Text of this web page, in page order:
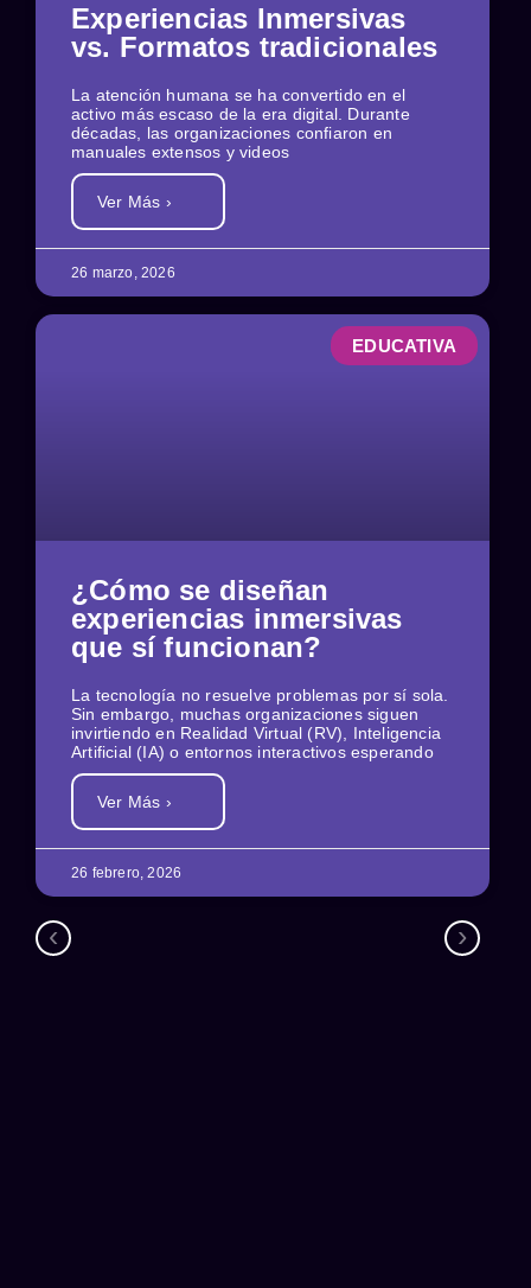
Experiencias Inmersivas
vs. Formatos tradicionales
La atención humana se ha convertido en el
activo más escaso de la era digital. Durante
décadas, las organizaciones confiaron en
manuales extensos y videos
Ver Más ›
26 marzo, 2026
EDUCATIVA
¿Cómo se diseñan
experiencias inmersivas
que sí funcionan?
La tecnología no resuelve problemas por sí sola.
Sin embargo, muchas organizaciones siguen
invirtiendo en Realidad Virtual (RV), Inteligencia
Artificial (IA) o entornos interactivos esperando
Ver Más ›
26 febrero, 2026
‹ ›